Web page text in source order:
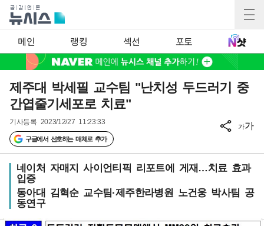
메인 랭킹 섹션 포토
제주대 박세필 교수팀 "난치성 두드러기 중
간엽줄기세포로 치료"
기사등록 2023/12/27 11:23:33
구글에서 선호하는 매체로 추가
가가
네이처 자매지 사이언티픽 리포트에 게재…치료 효과
입증
동아대 김혁순 교수팀·제주한라병원 노건웅 박사팀 공
동연구